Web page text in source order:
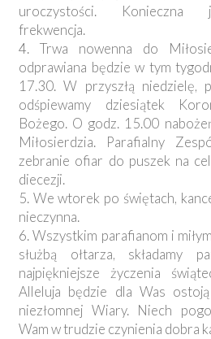
uroczystości. Konieczna
frekwencja.
4. Trwa nowenna do
odprawiana będzie w tym
17.30. W przyszłą niedzielę,
odśpiewamy dziesiątek
Bożego. O godz. 15.00
Miłosierdzia. Parafialny
zebranie ofiar do puszek na
diecezji.
5. We wtorek po świętach,
nieczynna.
6. Wszystkim parafianom i
służbą ołtarza, składamy
najpiękniejsze życzenia
Alleluja będzie dla Was
niezłomnej Wiary. Niech
Wam w trudzie czynienia dobra